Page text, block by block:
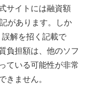
サイトには融資額
があります。しか
解を招く記載で
負担額は、他のソフ
ている可能性が非常
きません。